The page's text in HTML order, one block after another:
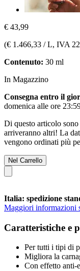
€ 43,99
(€ 1.466,33 / L, IVA
Contenuto: 30 ml
In Magazzino
Consegna entro il
domenica alle ore
Di questo articolo
arriveranno altri! La
vengono ordinati più
Nel Carrello
Italia: spedizione
Maggiori informazioni
Caratteristiche e
Per tutti i tipi di
Migliora la
Con effetto anti-